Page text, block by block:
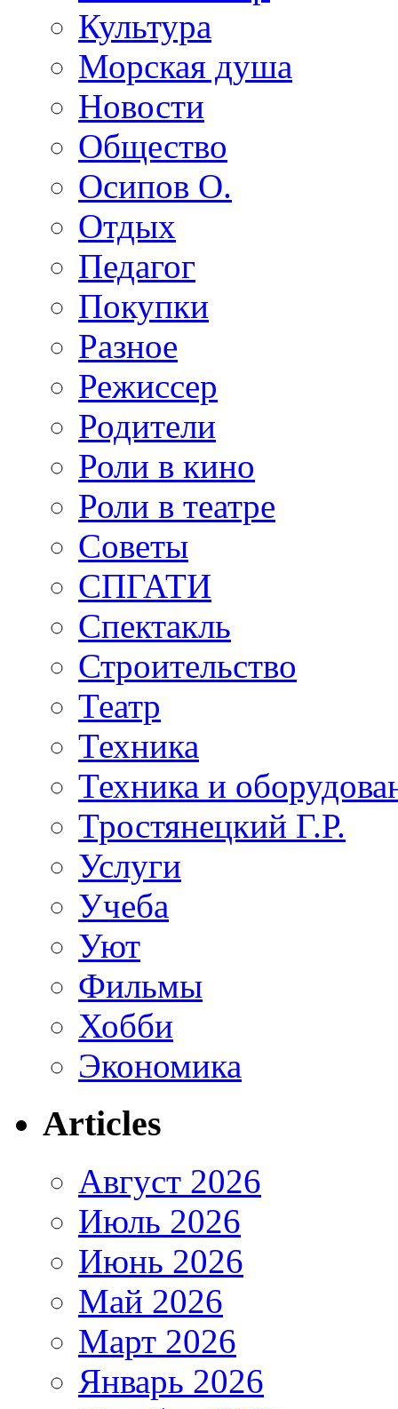
Культура
Морская душа
Новости
Общество
Осипов О.
Отдых
Педагог
Покупки
Разное
Режиссер
Родители
Роли в кино
Роли в театре
Советы
СПГАТИ
Спектакль
Строительство
Театр
Техника
Техника и
Тростянецкий Г.Р.
Услуги
Учеба
Уют
Фильмы
Хобби
Экономика
Articles
Август 2026
Июль 2026
Июнь 2026
Май 2026
Март 2026
Январь 2026